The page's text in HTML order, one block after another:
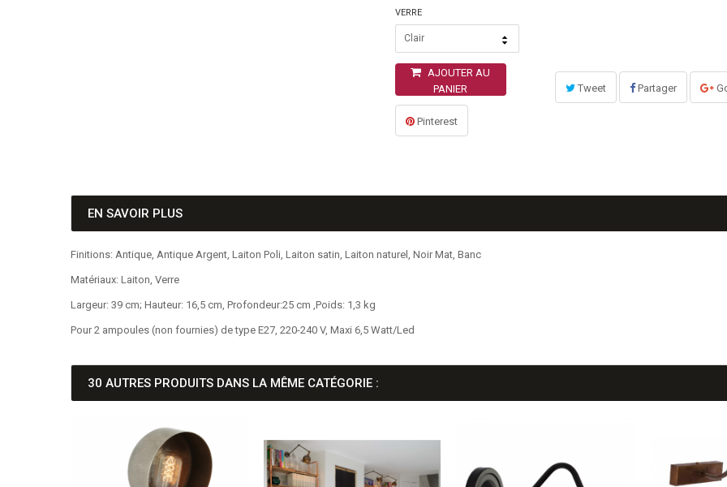
VERRE
Clair
AJOUTER AU
PANIER
Tweet Partager
Pinterest
EN SAVOIR PLUS
Finitions: Antique, Antique Argent, Laiton Poli, Laiton satin, Laiton naturel, Noir Mat, Banc
Matériaux: Laiton, Verre
Largeur: 39 cm; Hauteur: 16,5 cm, Profondeur:25 cm ,Poids: 1,3 kg
Pour 2 ampoules (non fournies) de type E27, 220-240 V, Maxi 6,5 Watt/Led
30 AUTRES PRODUITS DANS LA MÊME CATÉGORIE :